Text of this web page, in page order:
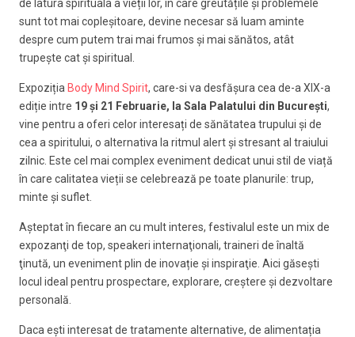
de latura spirituala a vieții lor, în care greutățile și problemele
sunt tot mai copleșitoare, devine necesar să luam aminte
despre cum putem trai mai frumos și mai sănătos, atât
trupește cat și spiritual.
Expoziția Body Mind Spirit, care-si va desfășura cea de-a XIX-a
ediție intre 19 și 21 Februarie, la Sala Palatului din București,
vine pentru a oferi celor interesați de sănătatea trupului și de
cea a spiritului, o alternativa la ritmul alert și stresant al traiului
zilnic. Este cel mai complex eveniment dedicat unui stil de viață
în care calitatea vieții se celebrează pe toate planurile: trup,
minte și suflet.
Aşteptat în fiecare an cu mult interes, festivalul este un mix de
expozanţi de top, speakeri internaţionali, traineri de înaltă
ţinută, un eveniment plin de inovație şi inspiraţie. Aici găseşti
locul ideal pentru prospectare, explorare, creştere şi dezvoltare
personală.
Daca ești interesat de tratamente alternative, de alimentația